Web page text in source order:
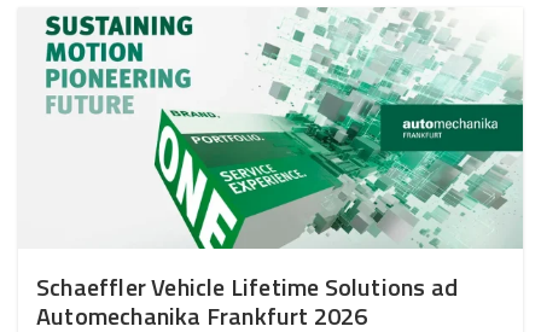
Schaeffler Vehicle Lifetime Solutions ad
Automechanika Frankfurt 2026